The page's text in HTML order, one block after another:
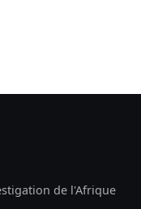
de l'Afrique